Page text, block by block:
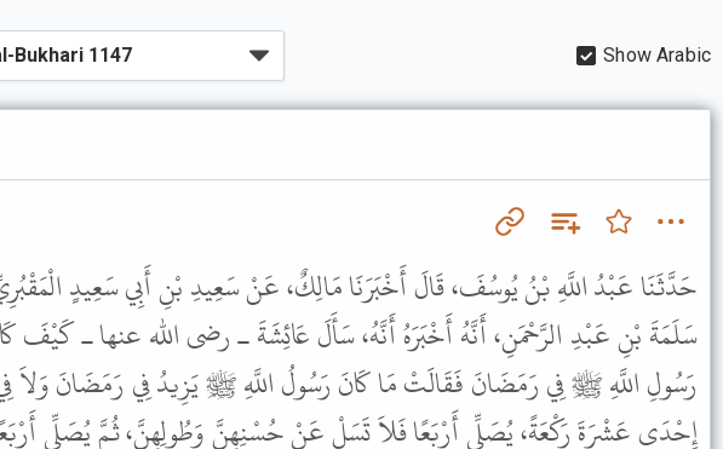
Show Arabic
حَدَّثَنَا عَبْدُ اللَّهِ بْنُ يُوسُفَ، قَالَ أَخْبَرَنَا مَالِكٌ، عَنْ سَعِيدِ بْنِ أَبِي سَعِيدٍ
سَلَمَةَ بْنِ عَبْدِ الرَّحْمَنِ، أَنَّهُ أَخْبَرَهُ أَنَّهُ، سَأَلَ عَائِشَةَ ـ رضى الله عنها ـ كَيْفَ
رَسُولِ اللَّهِ ﷺ فِي رَمَضَانَ فَقَالَتْ مَا كَانَ رَسُولُ اللَّهِ ﷺ يَزِيدُ فِي رَمَضَانَ وَلاَ
إِحْدَى عَشْرَةَ رَكْعَةً، يُصَلِّي أَرْبَعًا فَلاَ تَسَلْ عَنْ حُسْنِهِنَّ وَطُولِهِنَّ، ثُمَّ يُصَلِّي